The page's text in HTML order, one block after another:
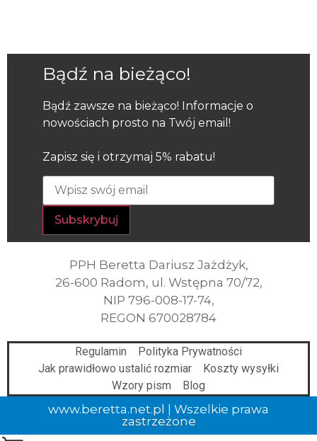
Bądź na bieżąco!
Bądź zawsze na bieżąco! Informacje o
nowościach prosto na Twój email!
Zapisz się i otrzymaj 5% rabatu!
PPH Beretta Dariusz Jażdżyk,
26-600 Radom, ul. Wstępna 70/72,
NIP 796-008-17-74,
REGON 670028784
Regulamin
Polityka Prywatności
Jak prawidłowo ustalić rozmiar
Koszty wysyłki
Wzory pism
Blog
www.beretta.net.pl | Wszelkie prawa
zastrzeżone